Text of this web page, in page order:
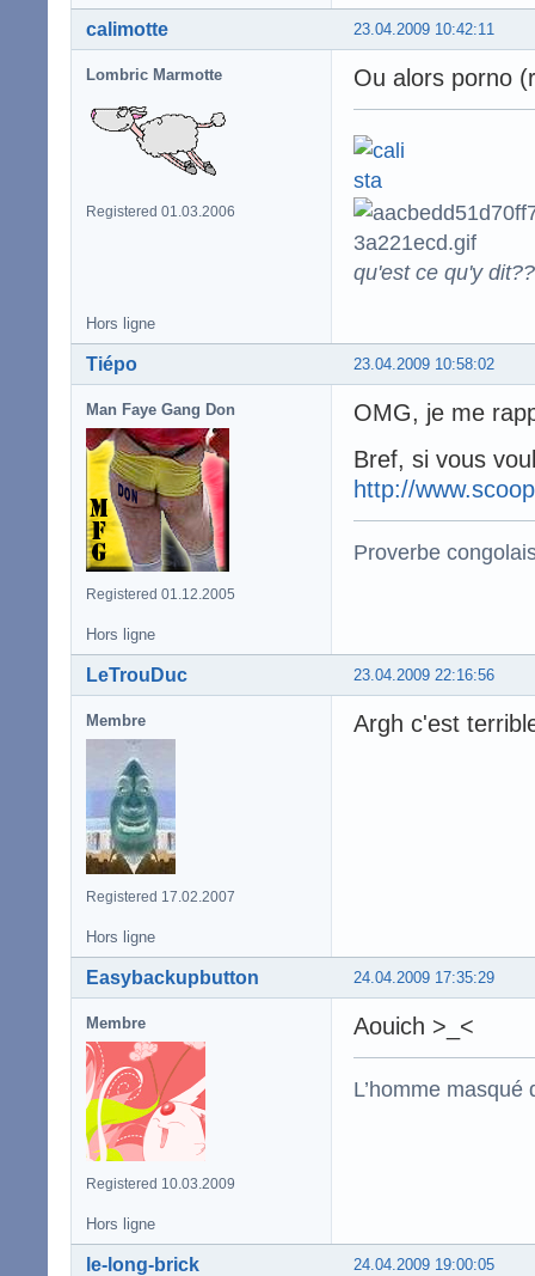
23.04.2009 10:42:11
calimotte
Lombric Marmotte
Registered 01.03.2006
Ou alors porno
qu'est ce qu'y
Hors ligne
23.04.2009 10:58:02
Tiépo
Man Faye Gang Don
Registered 01.12.2005
OMG, je me
Bref, si vous
http://
Proverbe
Hors ligne
23.04.2009 22:16:56
LeTrouDuc
Membre
Registered 17.02.2007
Argh c'est
Hors ligne
24.04.2009 17:35:29
Easybackupbutton
Membre
Registered 10.03.2009
Aouich >_<
L’homme
Hors ligne
24.04.2009 19:00:05
le-long-brick